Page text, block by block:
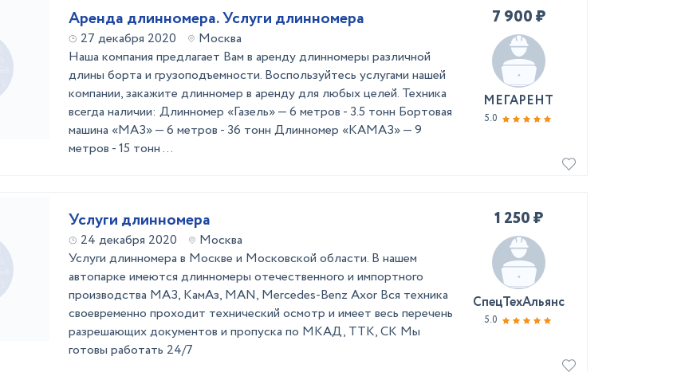
Аренда длинномера. Услуги длинномера
27 декабря 2020
Москва
Наша компания предлагает Вам в аренду длинномеры различной
длины борта и грузоподъемности. Воспользуйтесь услугами нашей
компании, закажите длинномер в аренду для любых целей. Техника
всегда наличии: Длинномер «Газель» — 6 метров - 3.5 тонн Бортовая
машина «МАЗ» — 6 метров - 36 тонн Длинномер «КАМАЗ» — 9
метров - 15 тонн ...
7 900 ₽
МЕГАРЕНТ
5.0
Услуги длинномера
24 декабря 2020
Москва
Услуги длинномера в Москве и Московской области. В нашем
автопарке имеются длинномеры отечественного и импортного
производства МАЗ, КамАз, MAN, Mercedes-Benz Axor Вся техника
своевременно проходит технический осмотр и имеет весь перечень
разрешающих документов и пропуска по МКАД, ТТК, СК Мы
готовы работать 24/7
1 250 ₽
СпецТехАльянс
5.0